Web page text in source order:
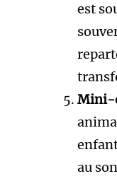
est
Mini-
au